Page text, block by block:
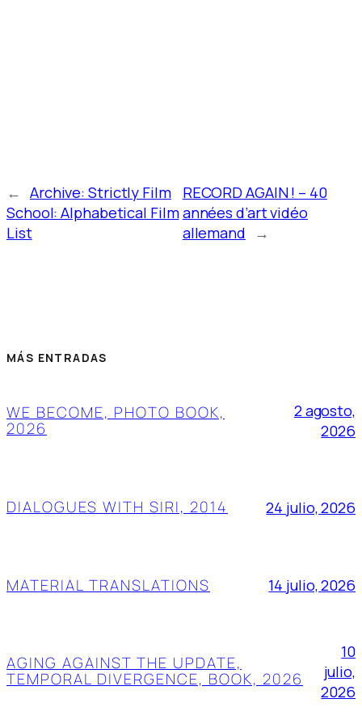
← Archive: Strictly Film
School: Alphabetical Film
List
RECORD AGAIN ! – 40
années d’art vidéo
allemand →
MÁS ENTRADAS
WE BECOME, PHOTO BOOK,
2026
2 agosto,
2026
DIALOGUES WITH SIRI, 2014 24 julio, 2026
MATERIAL TRANSLATIONS 14 julio, 2026
AGING AGAINST THE UPDATE,
TEMPORAL DIVERGENCE, BOOK, 2026
10
julio,
2026